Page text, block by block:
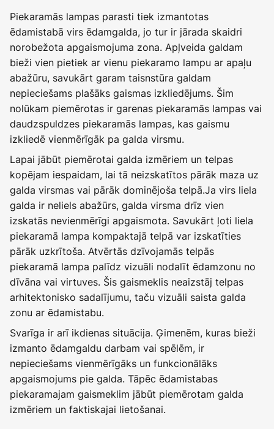
Piekaramās lampas parasti tiek izmantotas
ēdamistabā virs ēdamgalda, jo tur ir jārada skaidri
norobežota apgaismojuma zona. Apļveida galdam
bieži vien pietiek ar vienu piekaramo lampu ar apaļu
abažūru, savukārt garam taisnstūra galdam
nepieciešams plašāks gaismas izkliedējums. Šim
nolūkam piemērotas ir garenas piekaramās lampas vai
daudzspuldzes piekaramās lampas, kas gaismu
izkliedē vienmērīgāk pa galda virsmu.
Lapai jābūt piemērotai galda izmēriem un telpas
kopējam iespaidam, lai tā neizskatītos pārāk maza uz
galda virsmas vai pārāk dominējoša telpā.Ja virs liela
galda ir neliels abažūrs, galda virsma drīz vien
izskatās nevienmērīgi apgaismota. Savukārt ļoti liela
piekaramā lampa kompaktajā telpā var izskatīties
pārāk uzkrītoša. Atvērtās dzīvojamās telpās
piekaramā lampa palīdz vizuāli nodalīt ēdamzonu no
dīvāna vai virtuves. Šis gaismeklis neaizstāj telpas
arhitektonisko sadalījumu, taču vizuāli saista galda
zonu ar ēdamistabu.
Svarīga ir arī ikdienas situācija. Ģimenēm, kuras bieži
izmanto ēdamgaldu darbam vai spēlēm, ir
nepieciešams vienmērīgāks un funkcionālāks
apgaismojums pie galda. Tāpēc ēdamistabas
piekaramajam gaismeklim jābūt piemērotam galda
izmēriem un faktiskajai lietošanai.